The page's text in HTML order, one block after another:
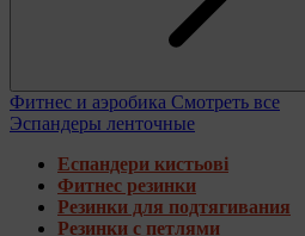
Фитнес и аэробика Смотреть все
Эспандеры ленточные
Еспандери кистьові
Фитнес резинки
Резинки для подтягивания
Резинки с петлями